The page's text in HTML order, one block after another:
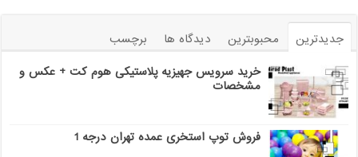
جدیدترین محبوبترین دیدگاه ها
برچسب
خرید سرویس جهیزیه پلاستیکی هوم کت + عکس و
مشخصات
فروش توپ استخری عمده تهران درجه 1